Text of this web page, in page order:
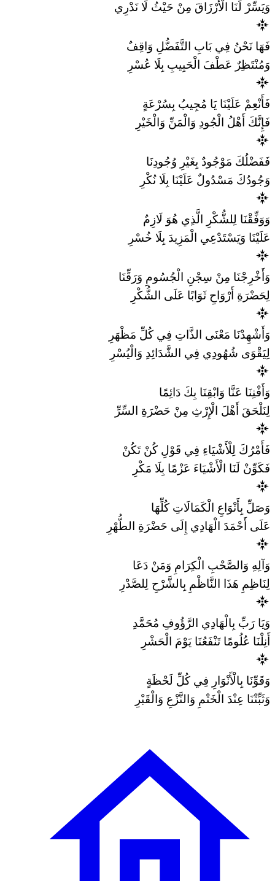
وَيَسِّرْ لَنَا الْأَرْزَاقَ مِنْ حَيْثُ لَا نَدْرِي
فَهَا نَحْنُ فِي بَابِ التَّفَضُّلِ وَاقِفٌ
وَمُنْتَظِرٌ عَطْفَ الْحَبِيبِ بِلَا عُسْرِ
فَأَنْعِمْ عَلَيْنَا يَا مُجِيبُ بِسُرْعَةٍ
فَإِنَّكَ أَهْلُ الْجُودِ وَالْمَنِّ وَالْخَيْرِ
فَفَضْلُكَ مَوْجُودٌ بِغَيْرِ وُجُودِنَا
وَجُودُكَ مَسْدُولٌ عَلَيْنَا بِلَا نُكْرِ
وَوَفِّقْنَا لِلشُّكْرِ الَّذِي هُوَ لَازِمٌ
عَلَيْنَا وَيَسْتَدْعِي الْمَزِيدَ بِلَا خُسْرِ
وَأَخْرِجْنَا مِنْ سِجْنِ الْجُسُومِ وَرَقِّنَا
لِحَضْرَةِ أَرْوَاحِ ثَوَابًا عَلَى الشُّكْرِ
وَأَشْهِدْنَا مَعْنَى الذَّاتِ فِي كُلِّ مَظْهَرِ
لِيَقْوَى شُهُودِي فِي الشَّدَائِدِ وَالْيُسْرِ
وَأَفْنِنَا عَنَّا وَابْقِنَا بِكَ دَائِمًا
لِنَلْحَقَ أَهْلَ الْإِرْثِ مِنْ حَضْرَةِ السِّرِّ
فَأَمْرُكَ لِلْأَشْيَاءِ فِي قَوْلِ كُنْ تَكُنْ
فَكَوِّنْ لَنَا الْأَشْيَاءَ عَزْمًا بِلَا مَكْرِ
وَصَلِّ بِأَنْوَاعِ الْكَمَالَاتِ كُلِّهَا
عَلَى أَحْمَدَ الْهَادِي إِلَى حَضْرَةِ الطُّهْرِ
وَآلِهِ وَالصَّحْبِ الْكِرَامِ وَمَنْ دَعَا
لِنَاظِمِ هَذَا النَّاظْمِ بِالشَّرْحِ لِلصَّدْرِ
وَيَا رَبِّ بِالْهَادِي الرَّؤُوفِ مُحَمَّدِ
أَنِلْنَا عُلُومًا تَنْفَعُنَا يَوْمَ الْحَشْرِ
وَقَوِّنَا بِالْأَنْوَارِ فِي كُلِّ لَحْظَةٍ
وَثَبِّتْنَا عِنْدَ الْخَتْمِ وَالنَّزْعِ وَالْقَبْرِ